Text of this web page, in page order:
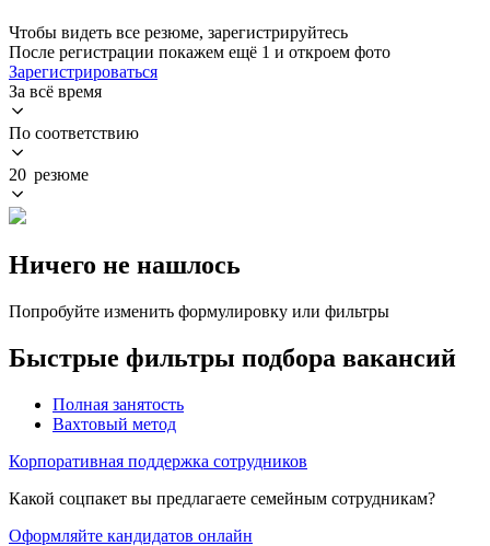
Чтобы видеть все резюме, зарегистрируйтесь
После регистрации покажем ещё 1 и откроем фото
Зарегистрироваться
За всё время
По соответствию
20 резюме
Ничего не нашлось
Попробуйте изменить формулировку или фильтры
Быстрые фильтры подбора вакансий
Полная занятость
Вахтовый метод
Корпоративная поддержка сотрудников
Какой соцпакет вы предлагаете семейным сотрудникам?
Оформляйте кандидатов онлайн